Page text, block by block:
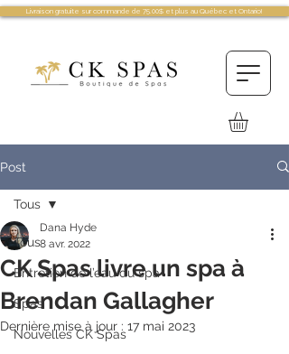
Livraison gratuite sur commande de 75.00$ et plus au Québec et Ontario!
Post
Tous
Entretien de l’eau du spa
Spas
Nouvelles CK Spas
Tous
CK Spas livre un spa à
Brendan Gallagher
Dana Hyde
8 avr. 2022
Dernière mise à jour : 17 mai 2023